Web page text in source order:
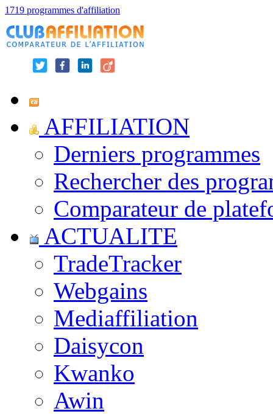
1719 programmes d'affiliation
AFFILIATION
Derniers programmes
Rechercher des
Comparateur de
ACTUALITE
TradeTracker
Webgains
Mediaffiliation
Daisycon
Kwanko
Awin